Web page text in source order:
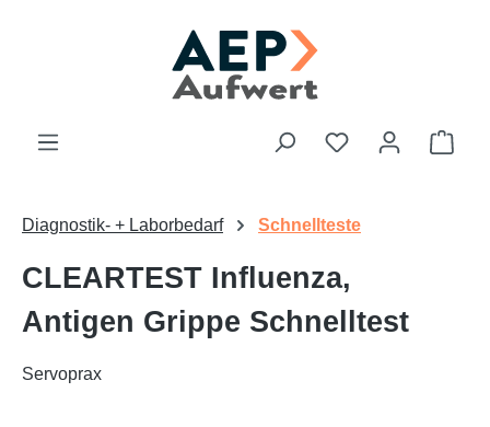
Du hast 0
Diagnostik- + Laborbedarf Schnellteste
CLEARTEST Influenza,
Antigen Grippe Schnelltest
Servoprax